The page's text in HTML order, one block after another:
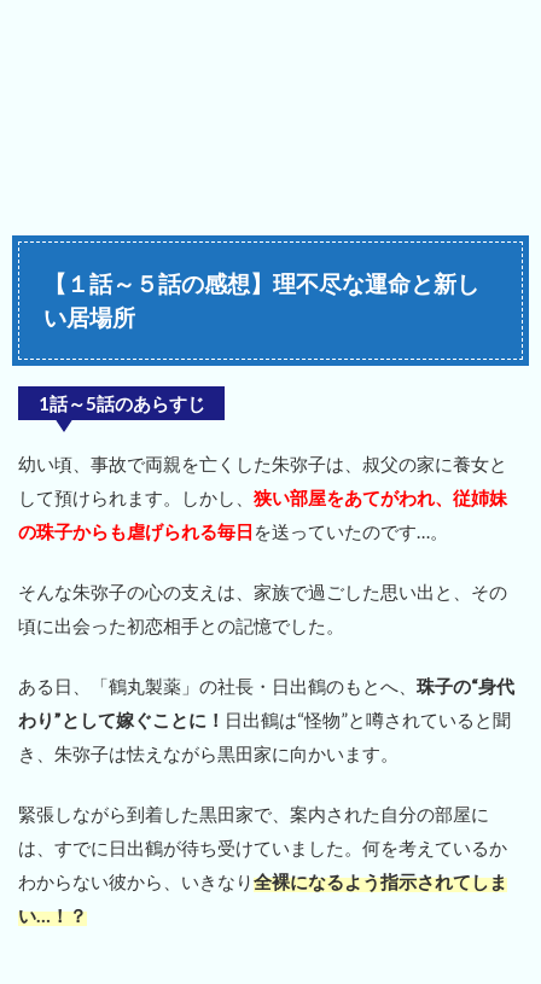
【１話～５話の感想】理不尽な運命と新し
い居場所
1話～5話のあらすじ
幼い頃、事故で両親を亡くした朱弥子は、叔父の家に養女と
して預けられます。しかし、 狭い部屋をあてがわれ、従姉妹
の珠子からも虐げられる毎日 を送っていたのです…。
そんな朱弥子の心の支えは、家族で過ごした思い出と、その
頃に出会った初恋相手との記憶でした。
ある日、「鶴丸製薬」の社長・日出鶴のもとへ、 珠子の“身代
わり”として嫁ぐことに！ 日出鶴は“怪物”と噂されていると聞
き、朱弥子は怯えながら黒田家に向かいます。
緊張しながら到着した黒田家で、案内された自分の部屋に
は、すでに日出鶴が待ち受けていました。何を考えているか
わからない彼から、いきなり全裸になるよう指示されてしま
い…！？